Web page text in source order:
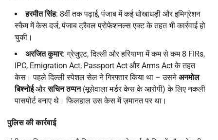
हरमीत सिंह: 8वीं तक पढ़ाई, पंजाब में कई धोखाधड़ी और इमिग्रेशन
स्कैम में केस दर्ज, पंजाब ट्रैवल प्रोफेशनल्स एक्ट के तहत भी कार्रवाई हो
चुकी।
अरजित कुमार: ग्रेजुएट, दिल्ली और हरियाणा में कम से कम 8 FIRs,
IPC, Emigration Act, Passport Act और Arms Act के तहत
केस। पहले दिल्ली स्पेशल सेल ने गिरफ्तार किया था – उसनेअनमोल
बिश्नोईऔरसचिन ठप्पन(मूसेवाला मर्डर केस के आरोपी) के लिए नकली
पासपोर्ट बनाए थे। फिलहाल उस केस में ज़मानत पर था।
पुलिस की कार्रवाई